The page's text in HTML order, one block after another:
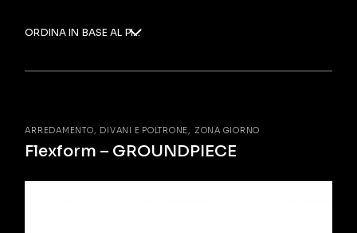
ORDINA IN BASE AL PIÙ RECENTE
ARREDAMENTO DIVANI E POLTRONE ZONA GIORNO
Flexform – GROUNDPIECE